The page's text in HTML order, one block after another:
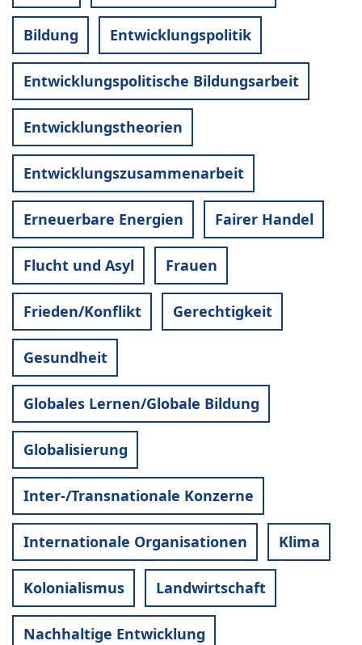
Bildung Entwicklungspolitik
Entwicklungspolitische Bildungsarbeit
Entwicklungstheorien
Entwicklungszusammenarbeit
Erneuerbare Energien Fairer Handel
Flucht und Asyl Frauen
Frieden/Konflikt Gerechtigkeit
Gesundheit
Globales Lernen/Globale Bildung
Globalisierung
Inter-/Transnationale Konzerne
Internationale Organisationen Klima
Kolonialismus Landwirtschaft
Nachhaltige Entwicklung